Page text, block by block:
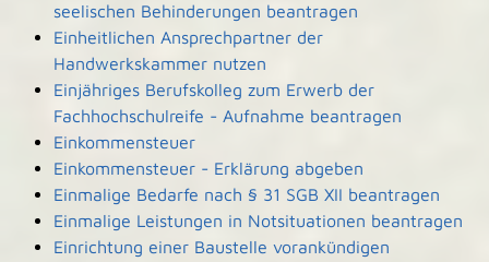
seelischen Behinderungen beantragen
Einheitlichen Ansprechpartner der
Handwerkskammer nutzen
Einjähriges Berufskolleg zum Erwerb der
Fachhochschulreife - Aufnahme beantragen
Einkommensteuer
Einkommensteuer - Erklärung abgeben
Einmalige Bedarfe nach § 31 SGB XII beantragen
Einmalige Leistungen in Notsituationen beantragen
Einrichtung einer Baustelle vorankündigen